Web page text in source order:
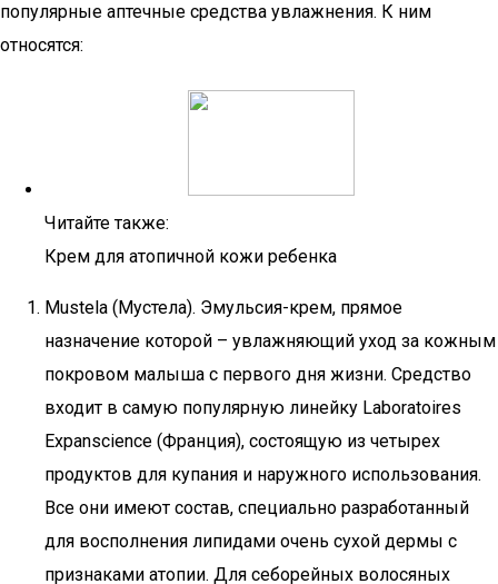
популярные аптечные средства увлажнения. К ним
относятся:
Читайте также:
Крем для атопичной кожи ребенка
Mustela (Мустела). Эмульсия-крем, прямое
назначение которой – увлажняющий уход за кожным
покровом малыша с первого дня жизни. Средство
входит в самую популярную линейку Laboratoires
Expanscience (Франция), состоящую из четырех
продуктов для купания и наружного использования.
Все они имеют состав, специально разработанный
для восполнения липидами очень сухой дермы с
признаками атопии. Для себорейных волосяных